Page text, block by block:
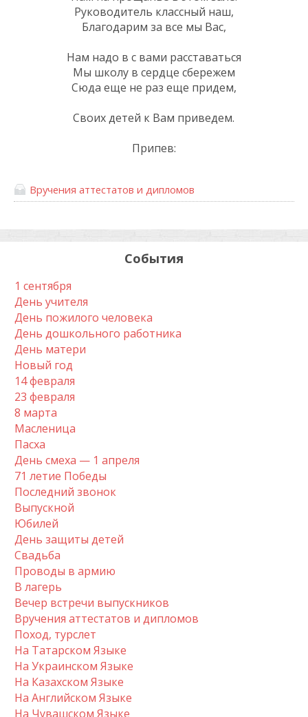
Руководитель классный наш,
Благодарим за все мы Вас,
Нам надо в с вами расставаться
Мы школу в сердце сбережем
Сюда еще не раз еще придем,
Своих детей к Вам приведем.
Припев:
Вручения аттестатов и дипломов
События
1 сентября
День учителя
День пожилого человека
День дошкольного работника
День матери
Новый год
14 февраля
23 февраля
8 марта
Масленица
Пасха
День смеха — 1 апреля
71 летие Победы
Последний звонок
Выпускной
Юбилей
День защиты детей
Свадьба
Проводы в армию
В лагерь
Вечер встречи выпускников
Вручения аттестатов и дипломов
Поход, турслет
На Татарском Языке
На Украинском Языке
На Казахском Языке
На Английском Языке
На Чувашском Языке